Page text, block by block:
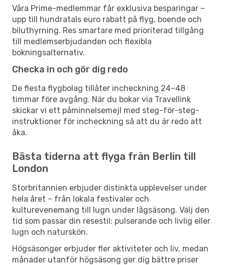
Våra Prime-medlemmar får exklusiva besparingar –
upp till hundratals euro rabatt på flyg, boende och
biluthyrning. Res smartare med prioriterad tillgång
till medlemserbjudanden och flexibla
bokningsalternativ.
Checka in och gör dig redo
De flesta flygbolag tillåter incheckning 24–48
timmar före avgång. När du bokar via Travellink
skickar vi ett påminnelsemejl med steg-för-steg-
instruktioner för incheckning så att du är redo att
åka.
Bästa tiderna att flyga från Berlin till
London
Storbritannien erbjuder distinkta upplevelser under
hela året – från lokala festivaler och
kulturevenemang till lugn under lågsäsong. Välj den
tid som passar din resestil: pulserande och livlig eller
lugn och naturskön.
Högsäsonger erbjuder fler aktiviteter och liv, medan
månader utanför högsäsong ger dig bättre priser